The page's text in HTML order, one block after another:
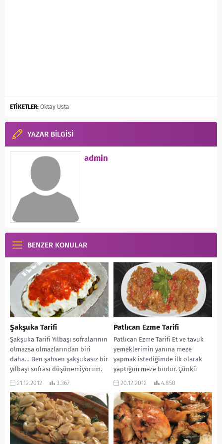
ETİKETLER: Oktay Usta
YAZAR BİLGİSİ
admin
BENZER KONULAR
Şakşuka Tarifi
Şakşuka Tarifi Yılbaşı sofralarının
olmazsa olmazlarından biri
daha… Ben şahsen şakşukasız bir
yılbaşı sofrası düşünemiyorum.
Bu benim küçüklüğümden beri
21.12.2012 3.367
Patlıcan Ezme Tarifi
Patlıcan Ezme Tarifi Et ve tavuk
yemeklerimin yanına meze
yapmak istediğimde ilk olarak
yaptığım meze budur. Çünkü
patlıcan ikisine de...
20.12.2012 4.850